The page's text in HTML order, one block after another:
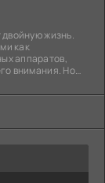
жизнь.
как
аппаратов,
внимания. Но